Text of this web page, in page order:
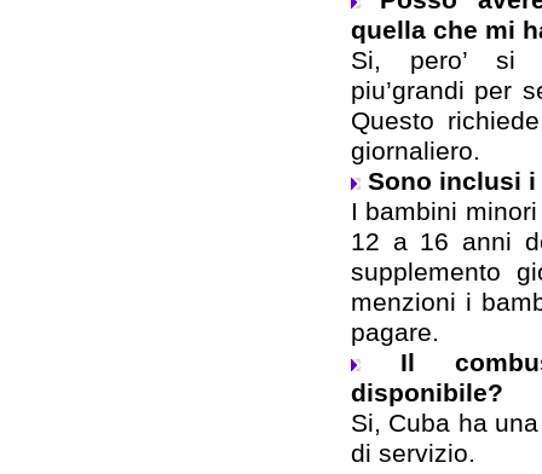
quella che mi
Si, pero’ si
piu’grandi per
Questo
giornaliero.
Sono inclusi
I bambini
12 a 16 anni
supplemento
menzioni i
pagare.
Il
disponibile?
Si, Cuba ha
di servizio.